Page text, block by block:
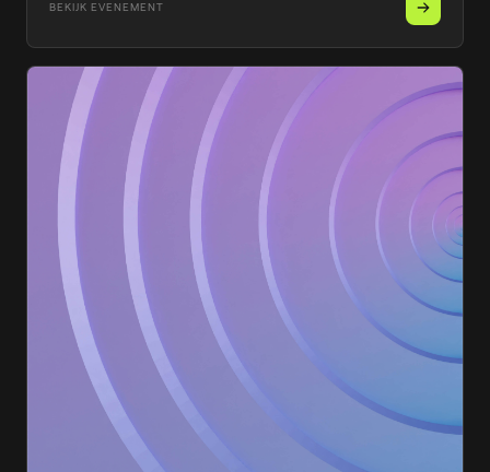
BEKIJK EVENEMENT